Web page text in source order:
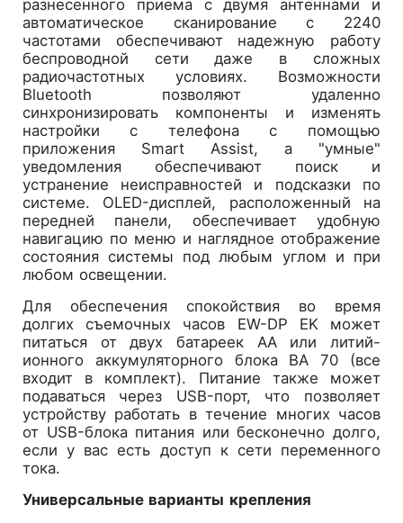
разнесенного приема с двумя антеннами и
автоматическое сканирование с 2240
частотами обеспечивают надежную работу
беспроводной сети даже в сложных
радиочастотных условиях. Возможности
Bluetooth позволяют удаленно
синхронизировать компоненты и изменять
настройки с телефона с помощью
приложения Smart Assist, а "умные"
уведомления обеспечивают поиск и
устранение неисправностей и подсказки по
системе. OLED-дисплей, расположенный на
передней панели, обеспечивает удобную
навигацию по меню и наглядное отображение
состояния системы под любым углом и при
любом освещении.
Для обеспечения спокойствия во время
долгих съемочных часов EW-DP EK может
питаться от двух батареек AA или литий-
ионного аккумуляторного блока BA 70 (все
входит в комплект). Питание также может
подаваться через USB-порт, что позволяет
устройству работать в течение многих часов
от USB-блока питания или бесконечно долго,
если у вас есть доступ к сети переменного
тока.
Универсальные варианты крепления